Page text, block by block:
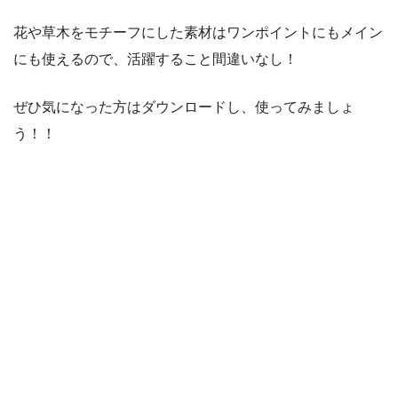
花や草木をモチーフにした素材はワンポイントにもメイン
にも使えるので、活躍すること間違いなし！
ぜひ気になった方はダウンロードし、使ってみましょ
う！！